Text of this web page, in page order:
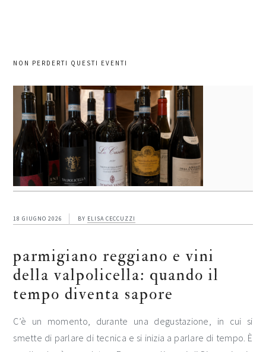
NON PERDERTI QUESTI EVENTI
18 GIUGNO 2026 BY ELISA CECCUZZI
parmigiano reggiano e vini
della valpolicella: quando il
tempo diventa sapore
C’è un momento, durante una degustazione, in cui si
smette di parlare di tecnica e si inizia a parlare di tempo. È